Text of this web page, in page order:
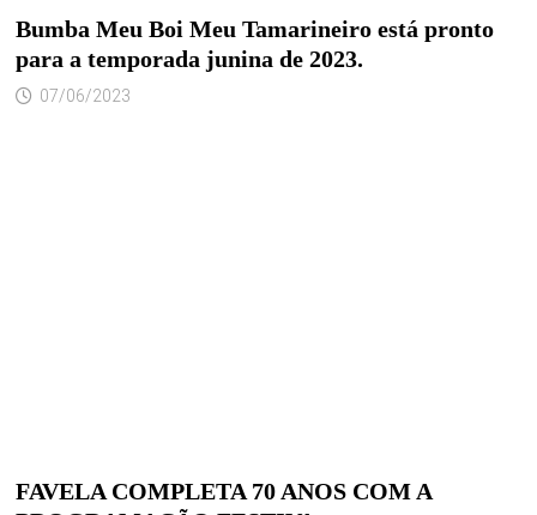
Bumba Meu Boi Meu Tamarineiro está pronto
para a temporada junina de 2023.
07/06/2023
FAVELA COMPLETA 70 ANOS COM A